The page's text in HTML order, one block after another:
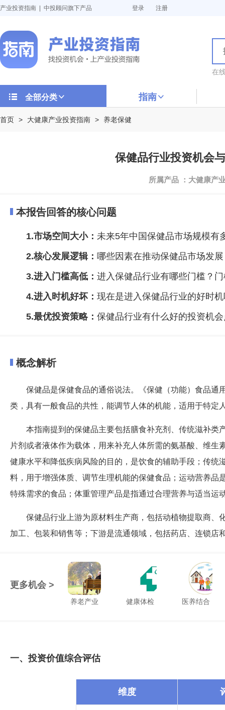
产业投资指南 | 中投顾问旗下产品 登录 注册
在
全部分类 指南
首页 > 大健康产业投资指南 > 养老保健
保健品行业投资机会
所属产品 ：大健康产
本报告回答的核心问题
1.市场空间大小： 未来5年中国保健品市场规模有
2.核心发展逻辑： 哪些因素在推动保健品市场发
3.进入门槛高低： 进入保健品行业有哪些门槛？
4.进入时机好坏： 现在是进入保健品行业的好时
5.最优投资策略： 保健品行业有什么好的投资机
概念解析
保健品是保健食品的通俗说法。《保健（功能）食品通
类，具有一般食品的共性，能调节人体的机能，适用于特定
本指南提到的保健品主要包括膳食补充剂、传统滋补类
片剂或者液体作为载体，用来补充人体所需的氨基酸、维
健康水平和降低疾病风险的目的，是饮食的辅助手段；传
料，用于增强体质、调节生理机能的保健食品；运动营养
特殊需求的食品；体重管理产品是指通过合理营养与适当运
保健品行业上游为原材料生产商，包括动植物提取商、
加工、包装和销售等；下游是流通领域，包括药店、连锁店
更多机会 >
养老产业 健康体检 医养结合
一、投资价值综合评估
维度